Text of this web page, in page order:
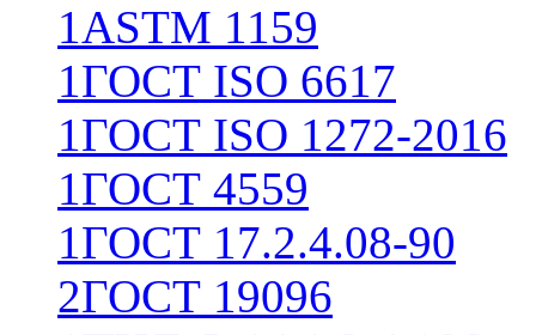
1ASTM 1159
1ГОСТ ISO 6617
1ГОСТ ISO 1272-2016
1ГОСТ 4559
1ГОСТ 17.2.4.08-90
2ГОСТ 19096